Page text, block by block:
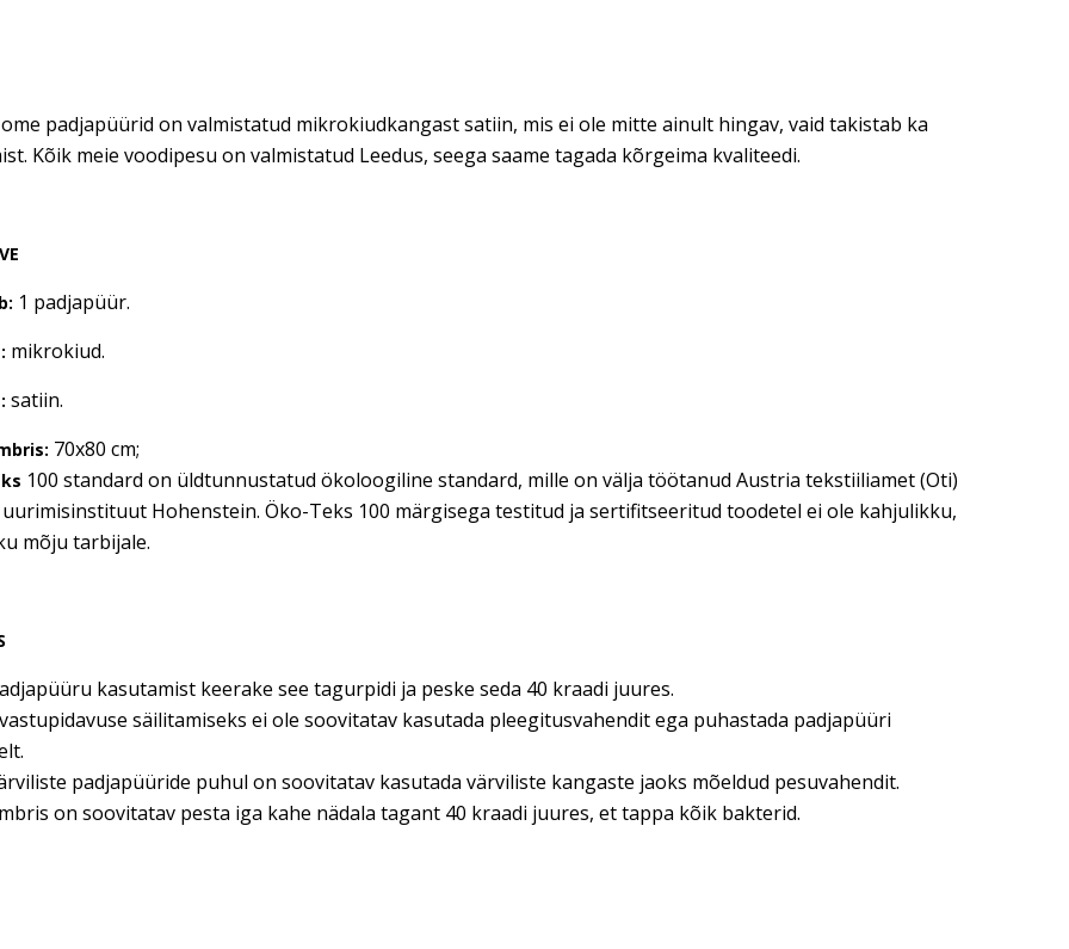
padjapüürid on valmistatud mikrokiudkangast satiin, mis ei ole mitte ainult hingav, vaid takistab ka
Kõik meie voodipesu on valmistatud Leedus, seega saame tagada kõrgeima kvaliteedi.
1 padjapüür.
mikrokiud.
satiin.
70x80 cm;
100 standard on üldtunnustatud ökoloogiline standard, mille on välja töötanud Austria tekstiiliamet (Oti)
uurimisinstituut Hohenstein. Öko-Teks 100 märgisega testitud ja sertifitseeritud toodetel ei ole kahjulikku,
mõju tarbijale.
kasutamist keerake see tagurpidi ja peske seda 40 kraadi juures.
säilitamiseks ei ole soovitatav kasutada pleegitusvahendit ega puhastada padjapüüri
padjapüüride puhul on soovitatav kasutada värviliste kangaste jaoks mõeldud pesuvahendit.
on soovitatav pesta iga kahe nädala tagant 40 kraadi juures, et tappa kõik bakterid.